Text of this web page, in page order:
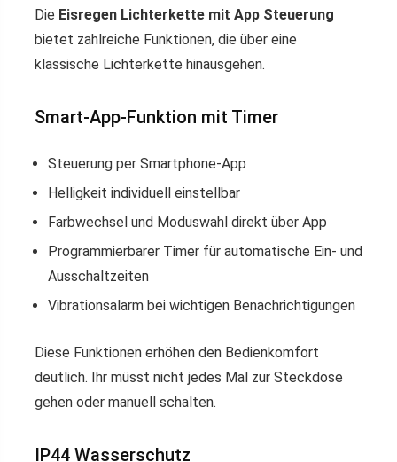
Die Eisregen Lichterkette mit App Steuerung
bietet zahlreiche Funktionen, die über eine
klassische Lichterkette hinausgehen.
Smart-App-Funktion mit Timer
Steuerung per Smartphone-App
Helligkeit individuell einstellbar
Farbwechsel und Moduswahl direkt über App
Programmierbarer Timer für automatische Ein- und
Ausschaltzeiten
Vibrationsalarm bei wichtigen Benachrichtigungen
Diese Funktionen erhöhen den Bedienkomfort
deutlich. Ihr müsst nicht jedes Mal zur Steckdose
gehen oder manuell schalten.
IP44 Wasserschutz